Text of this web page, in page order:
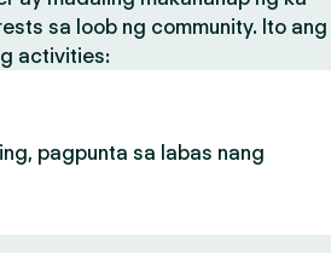
sa loob ng community. Ito ang
activities:
pagpunta sa labas nang